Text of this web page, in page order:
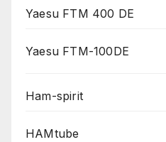
Yaesu FTM 400 DE
Yaesu FTM-100DE
Ham-spirit
HAMtube